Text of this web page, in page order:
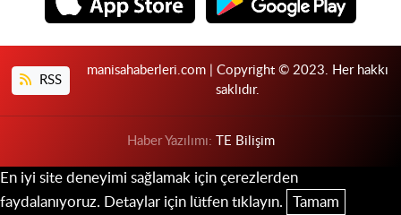
RSS
manisahaberleri.com | Copyright © 2023. Her hakkı
saklıdır.
Haber Yazılımı: TE Bilişim
En iyi site deneyimi sağlamak için çerezlerden
faydalanıyoruz. Detaylar için lütfen tıklayın.
Tamam